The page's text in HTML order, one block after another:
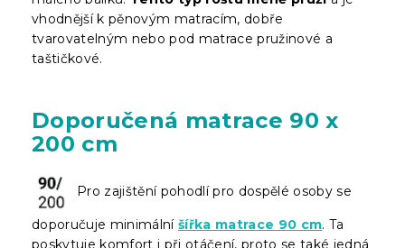
vhodnější k pěnovým matracím, dobře
tvarovatelným nebo pod matrace pružinové a
taštičkové.
Doporučená matrace 90 x
200 cm
Pro zajištění pohodlí pro dospělé osoby se
doporučuje minimální šířka matrace 90 cm. Ta
poskytuje komfort i při otáčení, proto se také jedná